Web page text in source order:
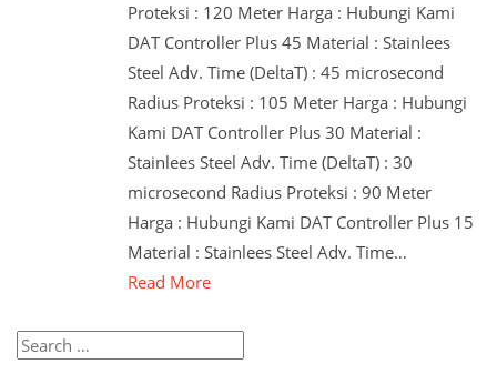
Proteksi : 120 Meter Harga : Hubungi Kami
DAT Controller Plus 45 Material : Stainlees
Steel Adv. Time (DeltaT) : 45 microsecond
Radius Proteksi : 105 Meter Harga : Hubungi
Kami DAT Controller Plus 30 Material :
Stainlees Steel Adv. Time (DeltaT) : 30
microsecond Radius Proteksi : 90 Meter
Harga : Hubungi Kami DAT Controller Plus 15
Material : Stainlees Steel Adv. Time…
Read More
Search